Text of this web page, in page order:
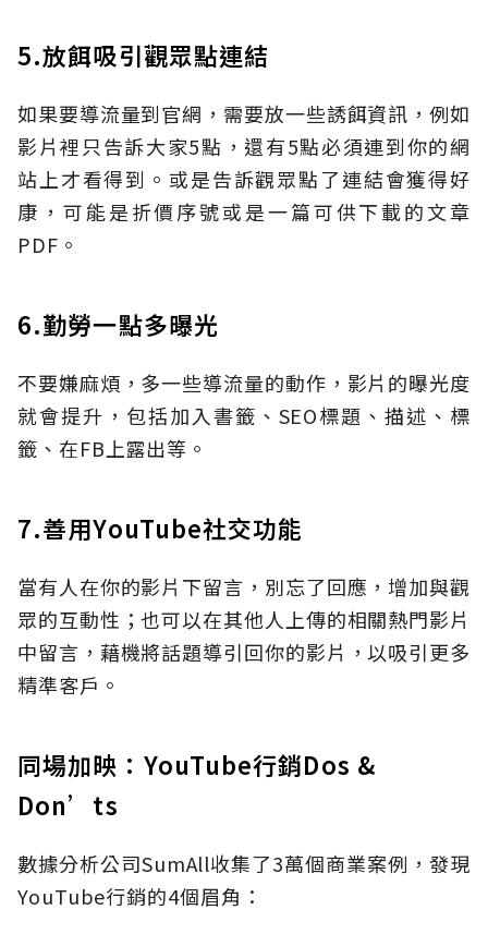
5.放餌吸引觀眾點連結
如果要導流量到官網，需要放一些誘餌資訊，例如
影片裡只告訴大家5點，還有5點必須連到你的網
站上才看得到。或是告訴觀眾點了連結會獲得好
康，可能是折價序號或是一篇可供下載的文章
PDF。
6.勤勞一點多曝光
不要嫌麻煩，多一些導流量的動作，影片的曝光度
就會提升，包括加入書籤、SEO標題、描述、標
籤、在FB上露出等。
7.善用YouTube社交功能
當有人在你的影片下留言，別忘了回應，增加與觀
眾的互動性；也可以在其他人上傳的相關熱門影片
中留言，藉機將話題導引回你的影片，以吸引更多
精準客戶。
同場加映：YouTube行銷Dos &
Don’ts
數據分析公司SumAll收集了3萬個商業案例，發現
YouTube行銷的4個眉角：